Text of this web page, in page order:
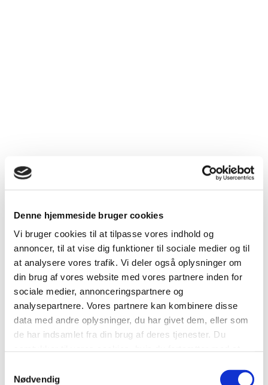
Denne hjemmeside bruger cookies
Vi bruger cookies til at tilpasse vores indhold og
annoncer, til at vise dig funktioner til sociale medier og til
at analysere vores trafik. Vi deler også oplysninger om
din brug af vores website med vores partnere inden for
sociale medier, annonceringspartnere og
analysepartnere. Vores partnere kan kombinere disse
data med andre oplysninger, du har givet dem, eller som
de har indsamlet fra din brug af deres tjenester. Du
Nødvendig